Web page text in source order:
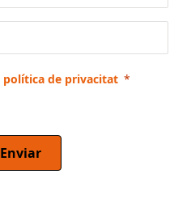
política de privacitat
Enviar